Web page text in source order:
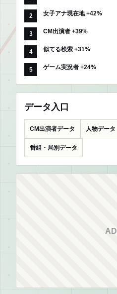
女子アナ現在地 +42%
CM出演者 +39%
似てる検索 +31%
ゲーム実況者 +24%
データ入口
CM出演者データ 人物データ
番組・局別データ
AD